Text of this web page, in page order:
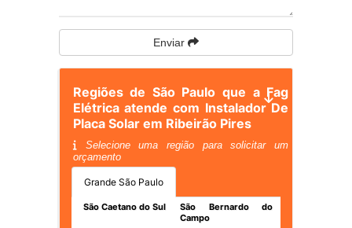
Enviar
Regiões de São Paulo que a Fag
Elétrica atende com Instalador De
Placa Solar em Ribeirão Pires
Selecione uma região para solicitar um
orçamento
Grande São Paulo
São Caetano do Sul
São Bernardo do
Campo